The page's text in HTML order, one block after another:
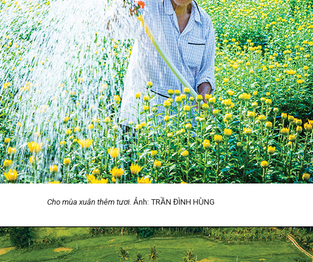
Cho mùa xuân thêm tươi. Ảnh: TRẦN ĐÌNH HÙNG